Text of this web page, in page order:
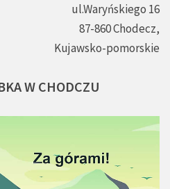
ul.Waryńskiego 16
87-860 Chodecz,
Kujawsko-pomorskie
W CHODCZU